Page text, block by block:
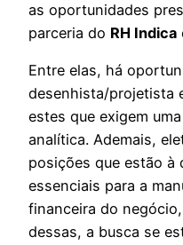
as oportunidades
parceria do RH Indica
Entre elas, há
desenhista/projetista
estes que exigem
analítica. Ademais,
posições que estão à
essenciais para a
financeira do
dessas, a busca se